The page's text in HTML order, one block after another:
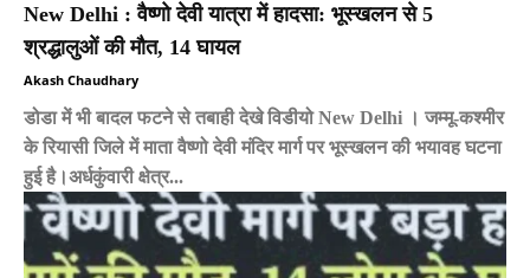
New Delhi : वैष्णो देवी यात्रा में हादसा: भूस्खलन से 5
श्रद्धालुओं की मौत, 14 घायल
Akash Chaudhary
डोडा में भी बादल फटने से तबाही देखे विडीयो New Delhi । जम्मू-कश्मीर
के रियासी जिले में माता वैष्णो देवी मंदिर मार्ग पर भूस्खलन की भयावह घटना
हुई है।अर्धकुंवारी क्षेत्र...